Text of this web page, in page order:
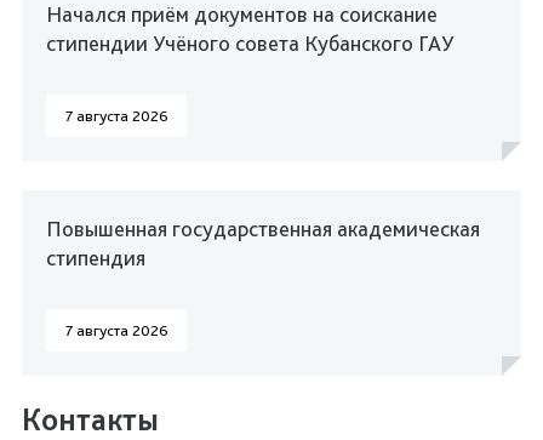
Начался приём документов на соискание
стипендии Учёного совета Кубанского ГАУ
7 августа 2026
Повышенная государственная академическая
стипендия
7 августа 2026
Контакты